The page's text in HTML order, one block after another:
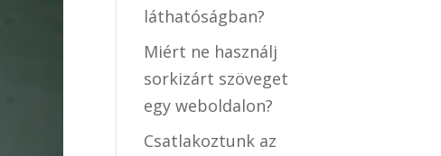
láthatóságban?
Miért ne használj
sorkizárt szöveget
egy weboldalon?
Csatlakoztunk az